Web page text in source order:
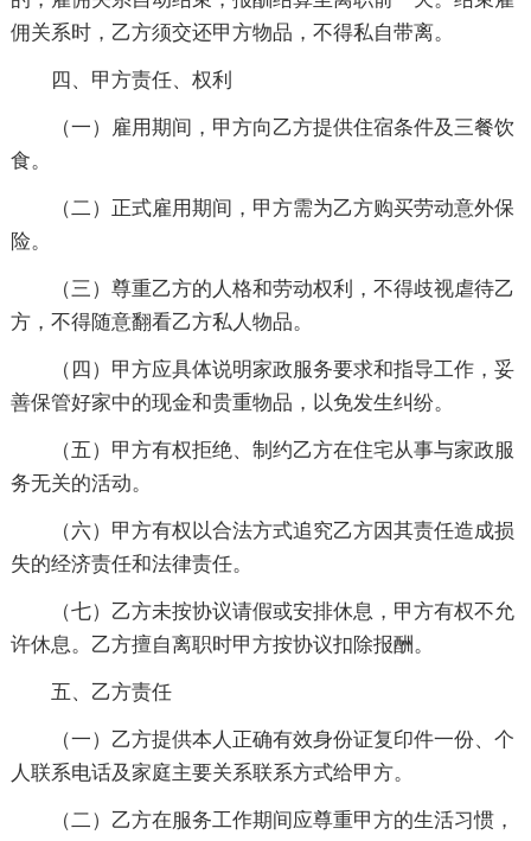
佣关系时，乙方须交还甲方物品，不得私自带离。
四、甲方责任、权利
（一）雇用期间，甲方向乙方提供住宿条件及三餐饮
食。
（二）正式雇用期间，甲方需为乙方购买劳动意外保
险。
（三）尊重乙方的人格和劳动权利，不得歧视虐待乙
方，不得随意翻看乙方私人物品。
（四）甲方应具体说明家政服务要求和指导工作，妥
善保管好家中的现金和贵重物品，以免发生纠纷。
（五）甲方有权拒绝、制约乙方在住宅从事与家政服
务无关的活动。
（六）甲方有权以合法方式追究乙方因其责任造成损
失的经济责任和法律责任。
（七）乙方未按协议请假或安排休息，甲方有权不允
许休息。乙方擅自离职时甲方按协议扣除报酬。
五、乙方责任
（一）乙方提供本人正确有效身份证复印件一份、个
人联系电话及家庭主要关系联系方式给甲方。
（二）乙方在服务工作期间应尊重甲方的生活习惯，